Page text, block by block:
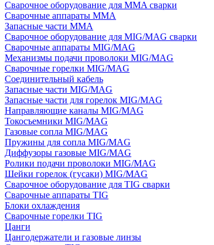
Сварочное оборудование для MMA сварки
Сварочные аппараты MMA
Запасные части MMA
Сварочное оборудование для MIG/MAG сварки
Сварочные аппараты MIG/MAG
Механизмы подачи проволоки MIG/MAG
Сварочные горелки MIG/MAG
Соединительный кабель
Запасные части MIG/MAG
Запасные части для горелок MIG/MAG
Направляющие каналы MIG/MAG
Токосъемники MIG/MAG
Газовые сопла MIG/MAG
Пружины для сопла MIG/MAG
Диффузоры газовые MIG/MAG
Ролики подачи проволоки MIG/MAG
Шейки горелок (гусаки) MIG/MAG
Сварочное оборудование для TIG сварки
Сварочные аппараты TIG
Блоки охлаждения
Сварочные горелки TIG
Цанги
Цангодержатели и газовые линзы